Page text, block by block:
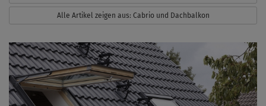
Alle Artikel zeigen aus: Cabrio und Dachbalkon